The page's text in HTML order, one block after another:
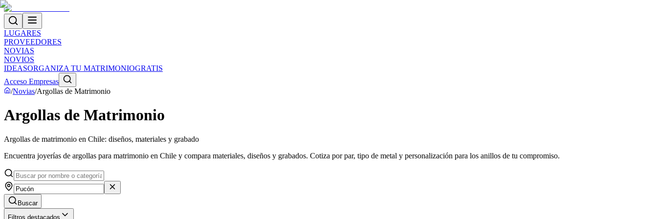
LUGARES
PROVEEDORES
NOVIAS
NOVIOS
IDEASORGANIZA TU MATRIMONIOGRATIS
Acceso Empresas
/Novias/Argollas de Matrimonio
Argollas de Matrimonio
Argollas de matrimonio en Chile: diseños, materiales y grabado
Encuentra joyerías de argollas para matrimonio en Chile y compara materiales, diseños y grabados. Cotiza por par, tipo de metal y personalización para los anillos de tu compromiso.
Buscar
Filtros destacados